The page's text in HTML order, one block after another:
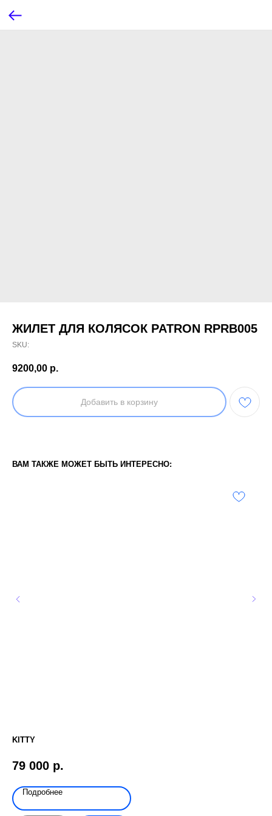
ЖИЛЕТ ДЛЯ КОЛЯСОК PATRON RPRB005
SKU:
9200,00 р.
Добавить в корзину
ВАМ ТАКЖЕ МОЖЕТ БЫТЬ ИНТЕРЕСНО:
KITTY
79 000 р.
Подробнее